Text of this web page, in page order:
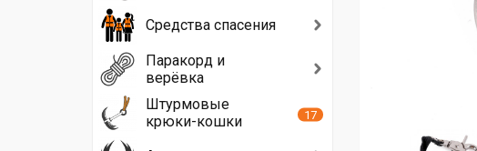
Средства спасения
Паракорд и
верёвка
Штурмовые
крюки-кошки
17